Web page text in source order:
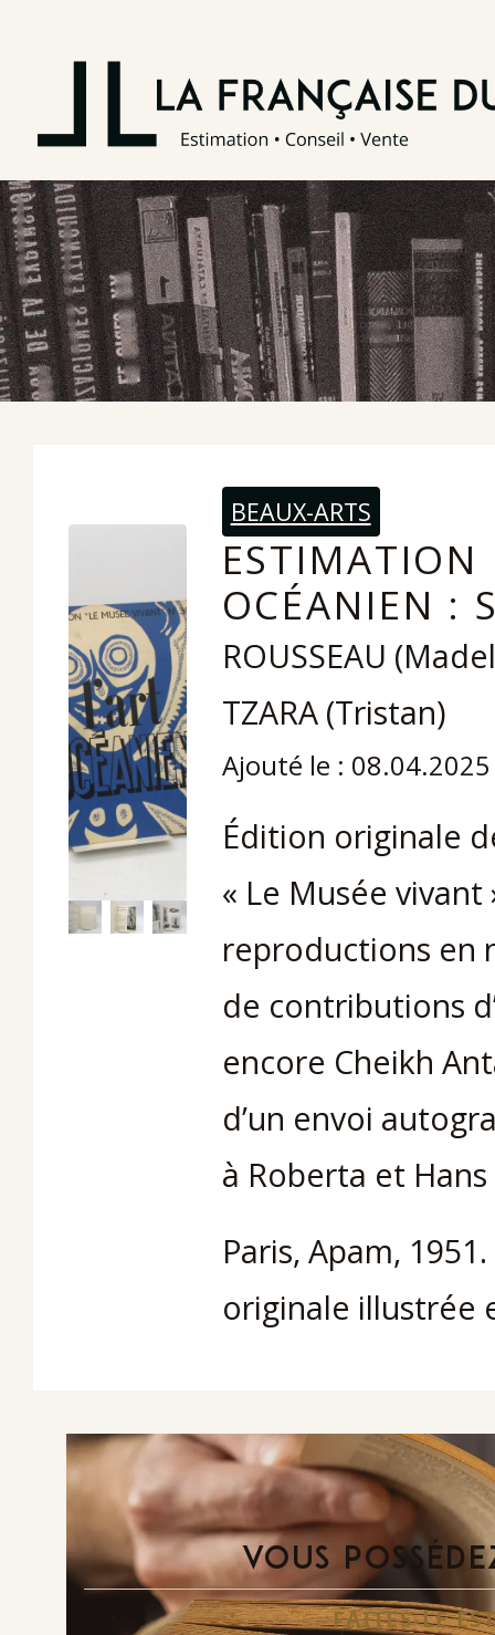
BEAUX-ARTS
ESTIMATION
OCÉANIEN :
ROUSSEAU
TZARA (Tristan)
Ajouté le : 08.04.2025
Édition originale
« Le Musée
reproductions en
de contributions
encore Cheikh
d’un envoi
à Roberta et
Paris, Apam,
originale illustrée
VOUS
FAITES-LE